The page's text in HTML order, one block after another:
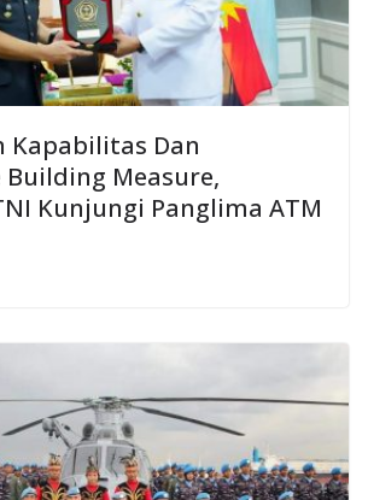
Kapabilitas Dan
Building Measure,
Kunjungi Panglima ATM